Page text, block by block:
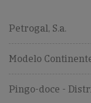
Petrogal, S.a.
Modelo
Pingo-doce -